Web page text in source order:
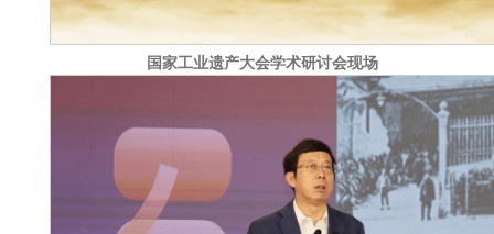
国家工业遗产大会学术研讨会现场